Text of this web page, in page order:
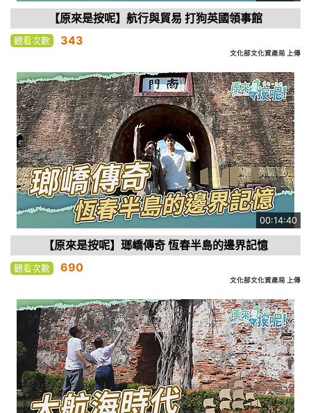
【原來是按呢】航行與貿易 打狗英國領事館
觀看次數 343
文化部文化資產局 上傳
00:14:40
【原來是按呢】瑯嶠傳奇 恆春半島的邊界記憶
觀看次數 690
文化部文化資產局 上傳